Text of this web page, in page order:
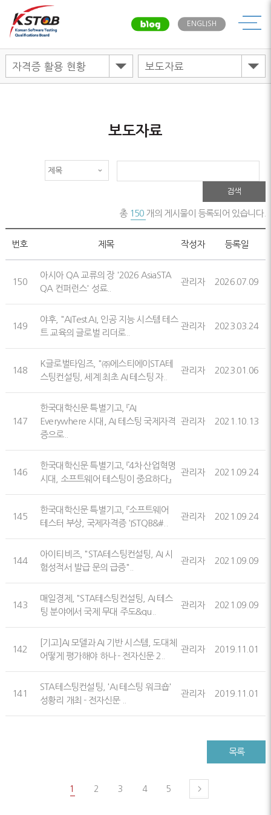
ENGLISH메뉴
보도자료
검색
총 150 개의 게시물이 등록되어 있습니다.
번호 제목 작성자 등록일
150
아시아 QA 교류의 장 '2026 AsiaSTA
QA 컨퍼런스' 성료..
관리자 2026.07.09
149
야후, "AITest.AI, 인공 지능 시스템 테스
트 교육의 글로벌 리더로..
관리자 2023.03.24
148
K글로벌타임즈, "㈜에스티에이STA테
스팅컨설팅, 세계 최초 AI 테스팅 자..
관리자 2023.01.06
147
한국대학신문 특별기고, 『AI
Everywhere 시대, AI 테스팅 국제자격
증으로..
관리자 2021.10.13
146
한국대학신문 특별기고, 『4차 산업혁명
시대, 소프트웨어 테스팅이 중요하다』
관리자 2021.09.24
145
한국대학신문 특별기고, 『소프트웨어
테스터 부상, 국제자격증 'ISTQB&#..
관리자 2021.09.24
144
아이티비즈, "STA테스팅컨설팅, AI 시
험성적서 발급 문의 급증"..
관리자 2021.09.09
143
매일경제, "STA테스팅컨설팅, AI 테스
팅 분야에서 국제 무대 주도&qu..
관리자 2021.09.09
142
[기고]AI 모델과 AI 기반 시스템, 도대체
어떻게 평가해야 하나 - 전자신문 2..
관리자 2019.11.01
141
STA테스팅컨설팅, 'AI 테스팅 워크숍'
성황리 개최 - 전자신문 ..
관리자 2019.11.01
목록
1 2 3 4 5